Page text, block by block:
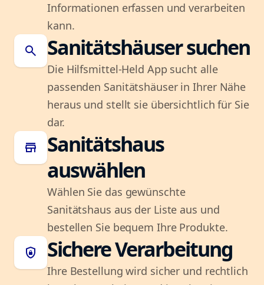
Informationen erfassen und verarbeiten
kann.
search Sanitätshäuser suchen
Die Hilfsmittel-Held App sucht alle
passenden Sanitätshäuser in Ihrer Nähe
heraus und stellt sie übersichtlich für Sie
dar.
store
Sanitätshaus
auswählen
Wählen Sie das gewünschte
Sanitätshaus aus der Liste aus und
bestellen Sie bequem Ihre Produkte.
shield_lock Sichere Verarbeitung
Ihre Bestellung wird sicher und rechtlich